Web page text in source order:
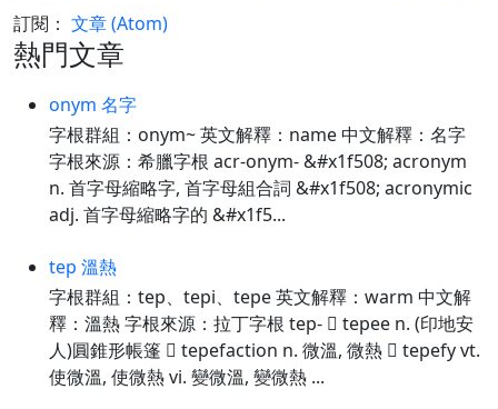
訂閱： 文章 (Atom)
熱門文章
onym 名字
字根群組：onym~ 英文解釋：name 中文解釋：名字
字根來源：希臘字根 acr-onym- &#x1f508; acronym
n. 首字母縮略字, 首字母組合詞 &#x1f508; acronymic
adj. 首字母縮略字的 &#x1f5...
tep 溫熱
字根群組：tep、tepi、tepe 英文解釋：warm 中文解
釋：溫熱 字根來源：拉丁字根 tep-  tepee n. (印地安
人)圓錐形帳篷  tepefaction n. 微溫, 微熱  tepefy vt.
使微溫, 使微熱 vi. 變微溫, 變微熱 ...